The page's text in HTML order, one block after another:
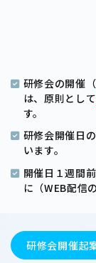
研修会の開催
は、 原則として
す。
研修会開催日
います。
開催日１週間
に（WEB配信
研修会開催起